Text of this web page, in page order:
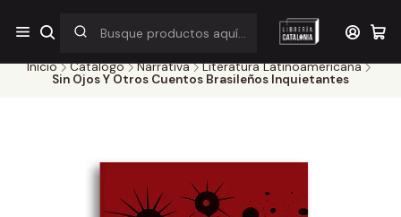
¡Por pocos días! Despacho a $1.000 en RM por compras sobre
$38.000
Inicio Catálogo Narrativa
Literatura Latinoamericana
Sin Ojos Y Otros Cuentos Brasileños Inquietantes